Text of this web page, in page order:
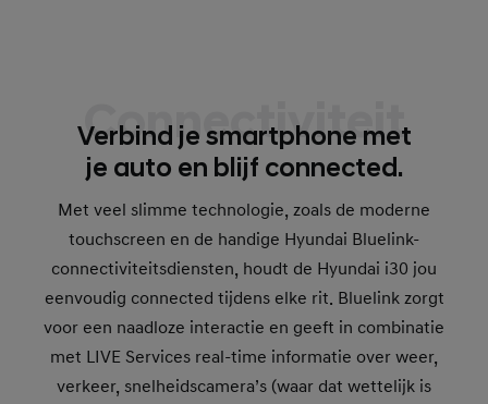
Connectiviteit
Verbind je smartphone met
je auto en blijf connected.
Met veel slimme technologie, zoals de moderne
touchscreen en de handige Hyundai Bluelink-
connectiviteitsdiensten, houdt de Hyundai i30 jou
eenvoudig connected tijdens elke rit. Bluelink zorgt
voor een naadloze interactie en geeft in combinatie
met LIVE Services real-time informatie over weer,
verkeer, snelheidscamera’s (waar dat wettelijk is